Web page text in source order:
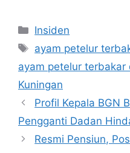
Kategori
Insiden
Tag
ayam petelur
ayam petelur terbakar
Kuningan
Profil Kepala BGN
Pengganti Dadan
Resmi Pensiun,